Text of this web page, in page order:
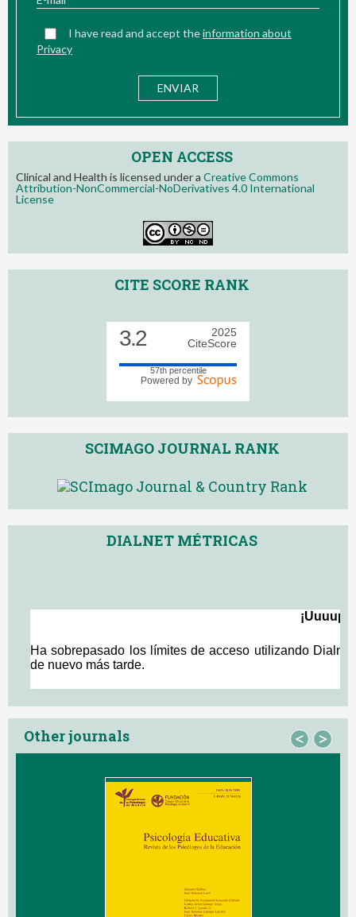
I have read and accept theinformation about
Privacy
OPEN ACCESS
Clinical and Health is licensed under a Creative Commons
Attribution-NonCommercial-NoDerivatives 4.0 International
License
CITE SCORE RANK
3.2
2025
CiteScore
57th percentile
Powered by
SCIMAGO JOURNAL RANK
DIALNET MÉTRICAS
Other journals < >